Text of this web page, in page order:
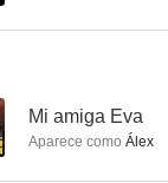
Mi amiga Eva
Aparece como Álex